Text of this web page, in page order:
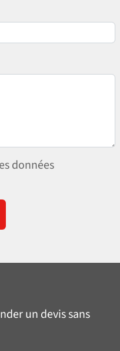
données
un devis sans